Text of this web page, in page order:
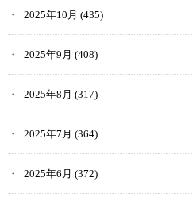
2025年10月 (435)
2025年9月 (408)
2025年8月 (317)
2025年7月 (364)
2025年6月 (372)